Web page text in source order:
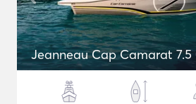
Jeanneau Cap Camarat 7.5